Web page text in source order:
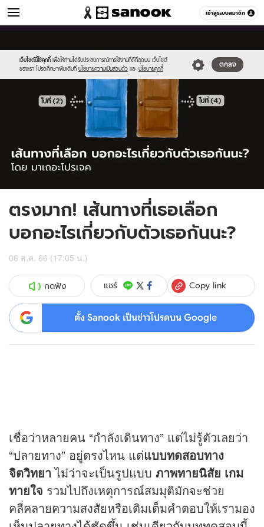
เข้าสู่ระบบสมาชิก
ดูดวง หมวดอื่นๆ
เว็บไซต์นี้ใช้คุกกี้ เพื่อให้ท่านได้รับประสบการณ์การใช้งานที่ดีที่สุดบน เว็บไซต์
ของเรา โปรดศึกษาเพิ่มเติมที่ นโยบายความเป็นส่วนตัว และ นโยบายคุกกี้
ตกลง
new-
sanook.png
ตรงมาก! เส้นทางที่เธอเลือก
บอกอะไรเกี่ยวกับตัวเธอกันนะ?
06 ส.ค. 66 (17:05 น.)
กดฟัง แชร์ Copy link
ตั้ง Sanook เป็นข่าวโปรดบน Google
เชื่อว่าหลายคน “กำลังเดินทาง” แต่ไม่รู้ตัวเลยว่า
“ปลายทาง” อยู่ตรงไหน แต่แบบทดสอบทาง
จิตวิทยาไม่ว่าจะเป็นรูปแบบ ภาพทายนิสัย เกม
ทายใจ รวมไปถึงเหตุการณ์สมมุติมักจะช่วย
คลี่คลายความสงสัยหรือเติมเต็มคำตอบให้เรามอง